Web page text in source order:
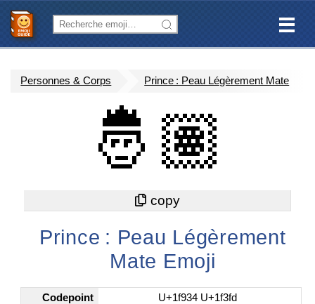
Personnes & Corps Prince : Peau Légèrement Mate
🤴🏽
Prince : Peau Légèrement
Mate Emoji
Codepoint U+1f934 U+1f3fd